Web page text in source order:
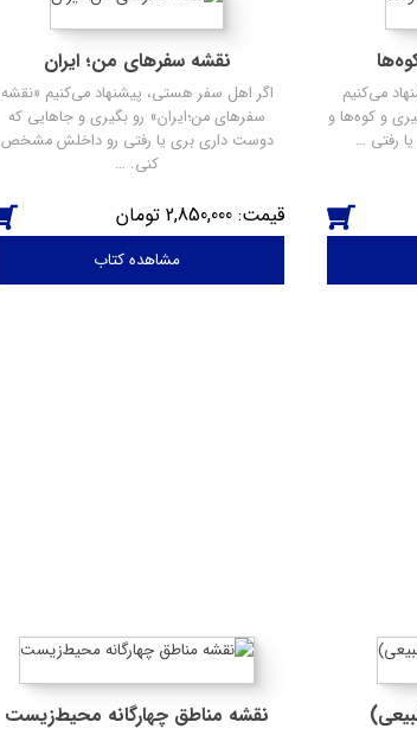
می‌کنیم
و کوه‌ها و
رفتی …
نقشه سفرهای من؛ ایران
اگر اهل سفر هستی، پیشنهاد می‌کنیم «نقشه
سفرهای من؛ایران» رو بگیری و جاهایی که
دوست داری بری یا رفتی رو داخلش مشخص
کنی. …
2,850,000
مشاهده کتاب
نقشه مناطق چهارگانه محیط‌زیست